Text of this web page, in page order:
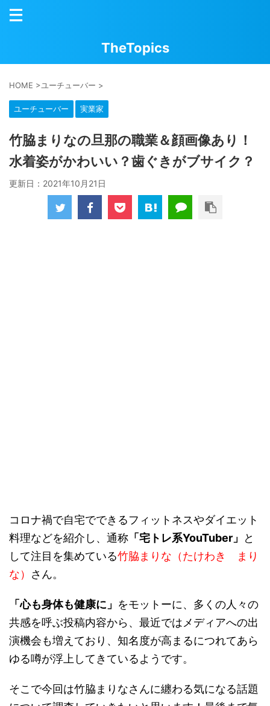
TheTopics
HOME >ユーチューバー >
ユーチューバー 実業家
竹脇まりなの旦那の職業＆顔画像あり！
水着姿がかわいい？歯ぐきがブサイク？
更新日： 2021年10月21日
コロナ禍で自宅でできるフィットネスやダイエット
料理などを紹介し、通称 「宅トレ系YouTuber 」
と
して注目を集めている竹脇まりな（たけわき まり
な） さん。
「心も身体も健康に」 をモットーに、多くの人々の
共感を呼ぶ投稿内容から、最近ではメディアへの出
演機会も増えており、知名度が高まるにつれてあら
ゆる噂が浮上してきているようです。
そこで今回は竹脇まりなさんに纏わる気になる話題